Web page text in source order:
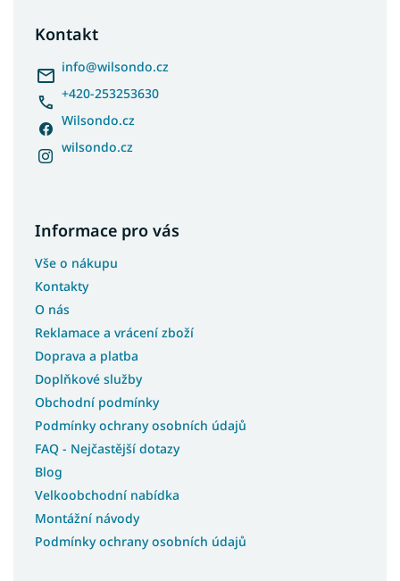
Kontakt
info@wilsondo.cz
+420-253253630
Wilsondo.cz
wilsondo.cz
Informace pro vás
Vše o nákupu
Kontakty
O nás
Reklamace a vrácení zboží
Doprava a platba
Doplňkové služby
Obchodní podmínky
Podmínky ochrany osobních údajů
FAQ - Nejčastější dotazy
Blog
Velkoobchodní nabídka
Montážní návody
Podmínky ochrany osobních údajů